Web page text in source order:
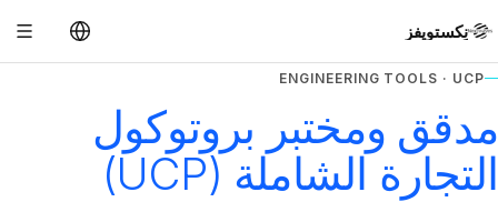
نِكستويفز
ENGINEERING TOOLS · UCP
مدقق ومختبر بروتوكول
التجارة الشاملة (UCP)